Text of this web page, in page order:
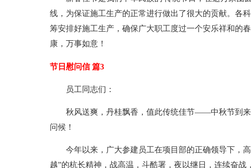
线，为保证施工生产的正常进行做出了很大的贡献。各
筹安排好施工生产，确保广大职工度过一个安乐祥和的
康，万事如意！
节日慰问信 篇3
员工同志们：
秋风送爽，丹桂飘香，值此传统佳节——中秋节到
问候！
今年以来，广大参建员工在项目部的正确领导下，
越”的杭长精神，战高温，斗酷署，夜以继日，连续奋战